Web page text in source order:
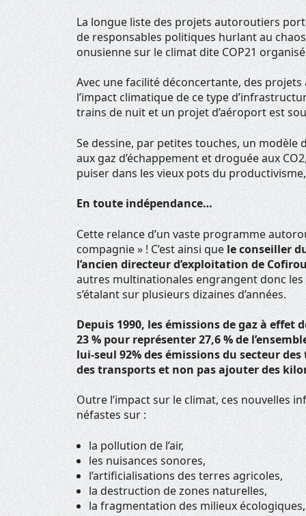
La longue liste des projets autoroutiers
de responsables politiques hurlant au
onusienne sur le climat dite COP21
Avec une facilité déconcertante, des
l’impact climatique de ce type
trains de nuit et un projet d’aéroport est
Se dessine, par petites touches, un
aux gaz d’échappement et droguée aux
puiser dans les vieux pots du
En toute indépendance…
Cette relance d’un vaste programme
compagnie » ! C’est ainsi quele conseiller
l’ancien directeur d’exploitation de
autres multinationales engrangent donc
s’étalant sur plusieurs dizaines d’années.
Depuis 1990, les émissions de gaz à
23 % pour représenter 27,6 % de
lui-seul 92% des émissions du secteur
des transports et non pas ajouter des
Outre l’impact sur le climat, ces nouvelles
néfastes sur :
la pollution de l’air,
les nuisances sonores,
l’artificialisations des terres agricoles,
la destruction de zones naturelles,
la fragmentation des milieux écologiques,